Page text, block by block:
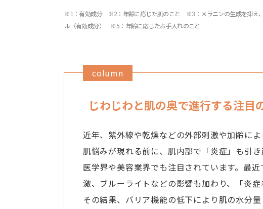
※1：有効成分 ※2：年齢に応じた肌のこと ※3：メラニンの生成を抑え
ル（有効成分） ※5：年齢に応じたお手入れのこと
column
じわじわと肌の奥で進行する注目
近年、紫外線や乾燥などの外部刺激や加齢に
肌悩みが現れる前に、肌内部で「炎症」も引
医学界や美容業界でも注目されています。最
激、ブルーライトなどの影響も加わり、「炎症
その結果、バリア機能の低下により肌の水分量